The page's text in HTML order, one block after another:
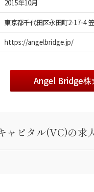
2015年10月
東京都千代田区永田町2-17-4
https://angelbridge.jp/
Angel Bridge株
ャピタル(VC)の求